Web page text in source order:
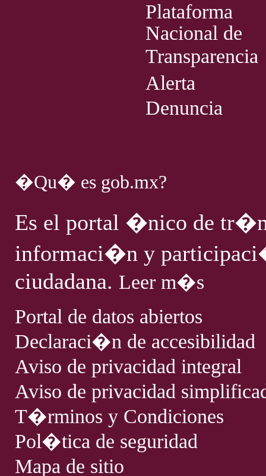
Plataforma
Nacional de
Transparencia
Alerta
Denuncia
�Qu� es gob.mx?
Es el portal �nico de
informaci�n y
ciudadana. Leer m�s
Portal de datos abiertos
Declaraci�n de accesibilidad
Aviso de privacidad integral
Aviso de privacidad
T�rminos y Condiciones
Pol�tica de seguridad
Mapa de sitio